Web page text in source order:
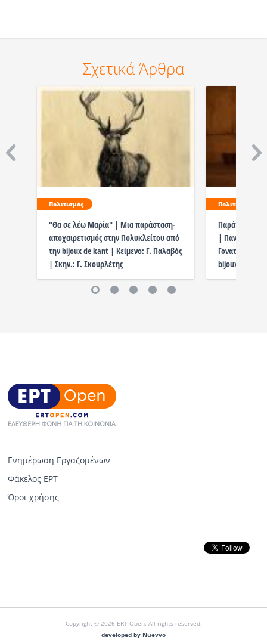
Σχετικά Άρθρα
Πολιτισμός
"Θα σε λέω Μαρία" | Μια παράσταση-
αποχαιρετισμός στην Πολυκλείτου από
την bijoux de kant | Κείμενο: Γ. Παλαβός
| Σκην.: Γ. Σκουρλέτης
Πολιτισμός
Παράταση
| Πανδοχείον
Γονατά |
bijoux de kant
Ενημέρωση Εργαζομένων
Φάκελος ΕΡΤ
Όροι χρήσης
Copyright © 2026 ERT Open. All rights reserved.
developed by Nuevvo